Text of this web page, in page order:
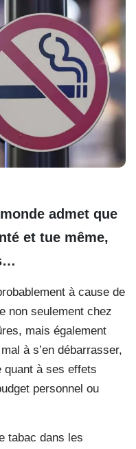
admet que
et tue même,
à cause de
non seulement chez
mais également
à s’en débarrasser,
quant à ses effets
personnel ou
tabac dans les